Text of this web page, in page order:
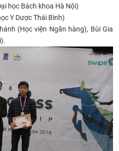
học Bách khoa Hà Nội)
Y Dược Thái Bình)
(Học viện Ngân hàng), Bùi Gia